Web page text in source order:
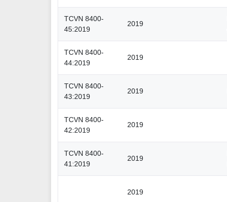
TCVN 8400-
45:2019
2019
TCVN 8400-
44:2019
2019
TCVN 8400-
43:2019
2019
TCVN 8400-
42:2019
2019
TCVN 8400-
41:2019
2019
2019